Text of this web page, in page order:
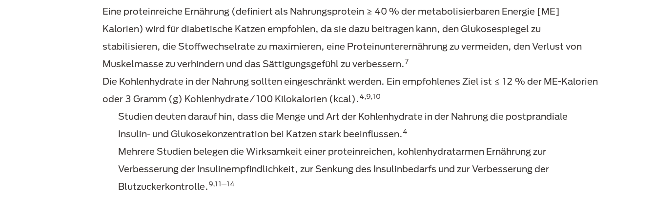
Eine proteinreiche Ernährung (definiert als Nahrungsprotein ≥ 40 % der metabolisierbaren Energie [ME]
Kalorien) wird für diabetische Katzen empfohlen, da sie dazu beitragen kann, den Glukosespiegel zu
stabilisieren, die Stoffwechselrate zu maximieren, eine Proteinunterernährung zu vermeiden, den Verlust von
Muskelmasse zu verhindern und das Sättigungsgefühl zu verbessern.7
Die Kohlenhydrate in der Nahrung sollten eingeschränkt werden. Ein empfohlenes Ziel ist ≤ 12 % der ME-Kalorien
oder 3 Gramm (g) Kohlenhydrate/100 Kilokalorien (kcal).4,9,10
Studien deuten darauf hin, dass die Menge und Art der Kohlenhydrate in der Nahrung die postprandiale
Insulin- und Glukosekonzentration bei Katzen stark beeinflussen.4
Mehrere Studien belegen die Wirksamkeit einer proteinreichen, kohlenhydratarmen Ernährung zur
Verbesserung der Insulinempfindlichkeit, zur Senkung des Insulinbedarfs und zur Verbesserung der
Blutzuckerkontrolle.9,11─14